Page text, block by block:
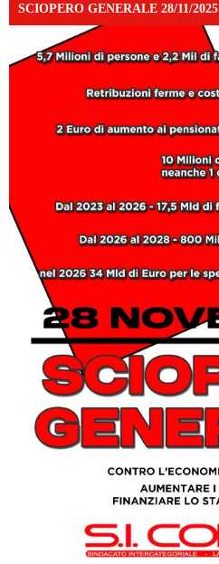
SCIOPERO GENERALE 28/11/2025